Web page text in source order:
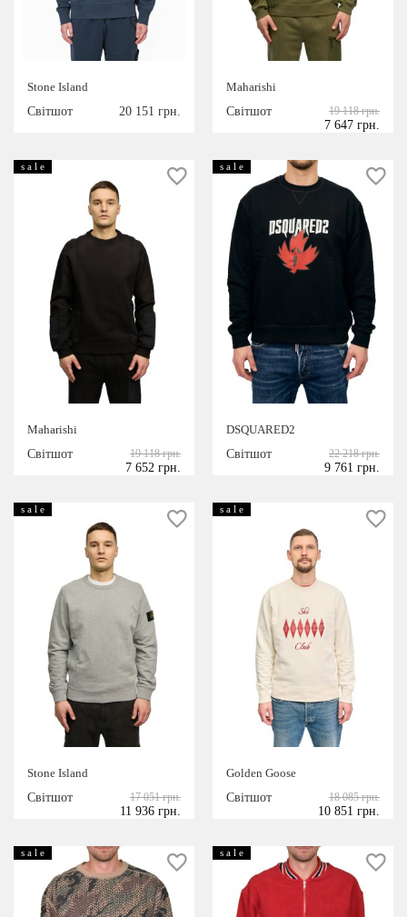
РОЗМІР
XXL
темно-синій
хакі
бежевий
Червоний
Комбінований
Maharishi
Stone Island
Stone Island
Світшот
20 151 грн.
Maharishi
Світшот
19 118 грн.
7 647 грн.
s a l e
Maharishi
Світшот
19 118 грн.
7 652 грн.
s a l e
DSQUARED2
Світшот
22 218 грн.
9 761 грн.
s a l e
Stone Island
Світшот
17 051 грн.
11 936 грн.
s a l e
Golden Goose
Світшот
18 085 грн.
10 851 грн.
s a l e s a l e